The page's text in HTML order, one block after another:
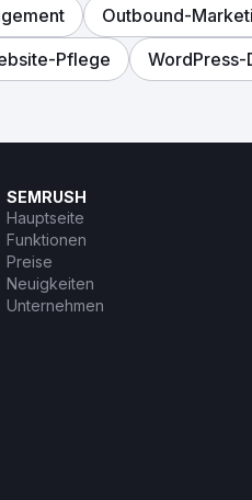
Outbound-
Pflege WordPress-
SEMRUSH
Hauptseite
Funktionen
Preise
Neuigkeiten
Unternehmen